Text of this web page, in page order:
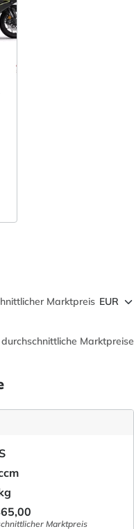
Marktpreis
Marktpreise
Marktpreis